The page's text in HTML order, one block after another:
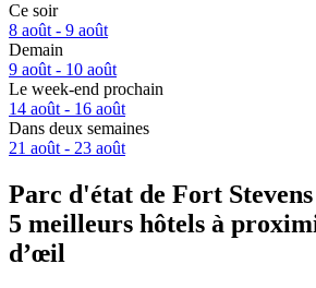
Ce soir
8 août - 9 août
Demain
9 août - 10 août
Le week-end prochain
14 août - 16 août
Dans deux semaines
21 août - 23 août
Parc d'état de Fort
5 meilleurs hôtels à
d’œil